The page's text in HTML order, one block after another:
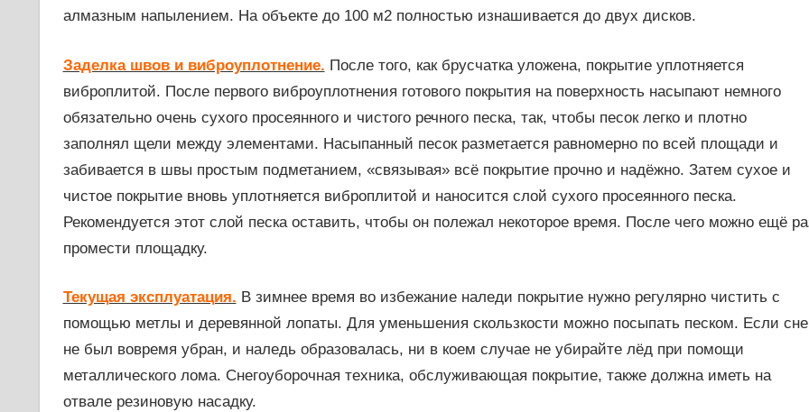
алмазным напылением. На объекте до 100 м2 полностью изнашивается до двух дисков.
Заделка швов и виброуплотнение. После того, как брусчатка уложена, покрытие уплотняется
виброплитой. После первого виброуплотнения готового покрытия на поверхность насыпают немного
обязательно очень сухого просеянного и чистого речного песка, так, чтобы песок легко и плотно
заполнял щели между элементами. Насыпанный песок разметается равномерно по всей площади и
забивается в швы простым подметанием, «связывая» всё покрытие прочно и надёжно. Затем сухое и
чистое покрытие вновь уплотняется виброплитой и наносится слой сухого просеянного песка.
Рекомендуется этот слой песка оставить, чтобы он полежал некоторое время. После чего можно ещё
промести площадку.
Текущая эксплуатация. В зимнее время во избежание наледи покрытие нужно регулярно чистить с
помощью метлы и деревянной лопаты. Для уменьшения скользкости можно посыпать песком. Если
не был вовремя убран, и наледь образовалась, ни в коем случае не убирайте лёд при помощи
металлического лома. Снегоуборочная техника, обслуживающая покрытие, также должна иметь на
отвале резиновую насадку.